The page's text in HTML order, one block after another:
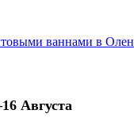
Августа